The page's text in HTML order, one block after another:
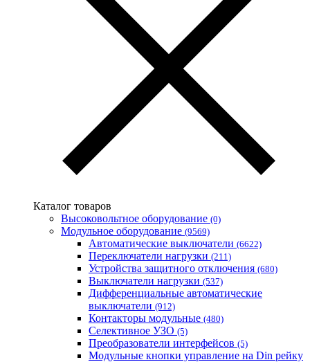
Каталог товаров
Высоковольтное оборудование (0)
Модульное оборудование (9569)
Автоматические выключатели (6622)
Переключатели нагрузки (211)
Устройства защитного отключения (680)
Выключатели нагрузки (537)
Дифференциальные автоматические
выключатели (912)
Контакторы модульные (480)
Селективное УЗО (5)
Преобразователи интерфейсов (5)
Модульные кнопки управление на Din рейку